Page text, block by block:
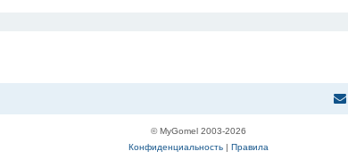
© MyGomel 2003-2026
Конфиденциальность| Правила